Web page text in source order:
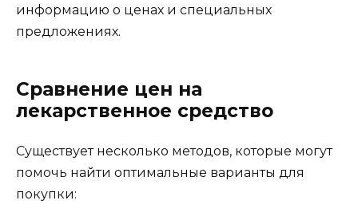
информацию о ценах и специальных
предложениях.
Сравнение цен на
лекарственное средство
Существует несколько методов, которые могут
помочь найти оптимальные варианты для
покупки: